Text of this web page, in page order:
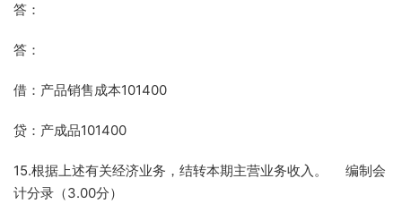
答：
答：
借：产品销售成本101400
贷：产成品101400
15.根据上述有关经济业务，结转本期主营业务收入。 编制会
计分录（3.00分）